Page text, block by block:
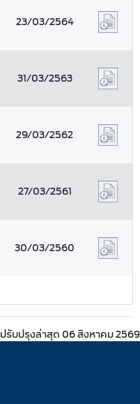
23/03/2564
31/03/2563
29/03/2562
27/03/2561
30/03/2560
ปรับปรุงล่าสุด 06 สิงหาคม 2569